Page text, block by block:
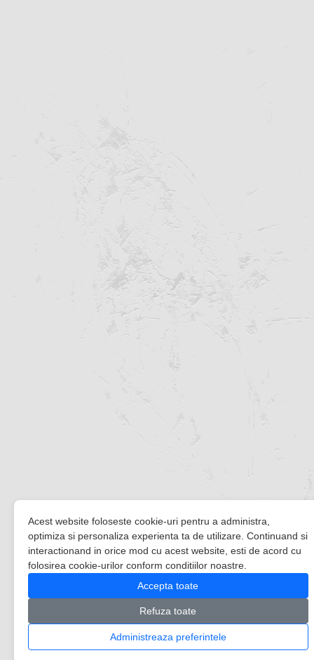
Acest website foloseste cookie-uri pentru a administra,
optimiza si personaliza experienta ta de utilizare. Continuand si
interactionand in orice mod cu acest website, esti de acord cu
folosirea cookie-urilor conform conditiilor noastre.
Accepta toate
Refuza toate
Administreaza preferintele